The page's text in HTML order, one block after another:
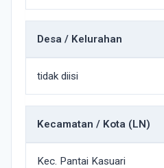
Desa / Kelurahan
tidak diisi
Kecamatan / Kota (LN)
Kec. Pantai Kasuari